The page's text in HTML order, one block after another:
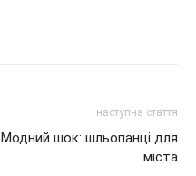
наступна стаття
Модний шок: шльопанці для
міста